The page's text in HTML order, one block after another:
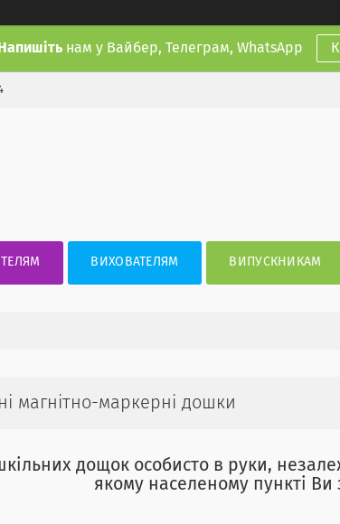
Напишіть нам у Вайбер, Телеграм, WhatsApp
ВИХОВАТЕЛЯМ ВИПУСКНИКАМ
магнітно-маркерні дошки
дощок особисто в руки,
якому населеному пункті Ви